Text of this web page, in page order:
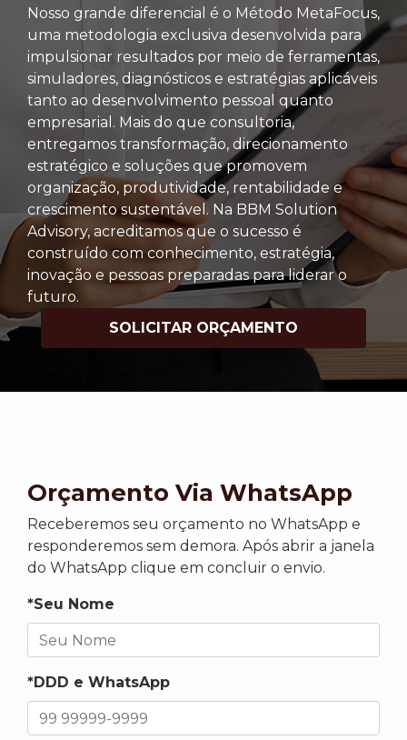
Nosso grande diferencial é o Método MetaFocus,
uma metodologia exclusiva desenvolvida para
impulsionar resultados por meio de ferramentas,
simuladores, diagnósticos e estratégias aplicáveis
tanto ao desenvolvimento pessoal quanto
empresarial. Mais do que consultoria,
entregamos transformação, direcionamento
estratégico e soluções que promovem
organização, produtividade, rentabilidade e
crescimento sustentável. Na BBM Solution
Advisory, acreditamos que o sucesso é
construído com conhecimento, estratégia,
inovação e pessoas preparadas para liderar o
futuro.
SOLICITAR ORÇAMENTO
Orçamento Via WhatsApp
Receberemos seu orçamento no WhatsApp e
responderemos sem demora. Após abrir a janela
do WhatsApp clique em concluir o envio.
*Seu Nome
*DDD e WhatsApp